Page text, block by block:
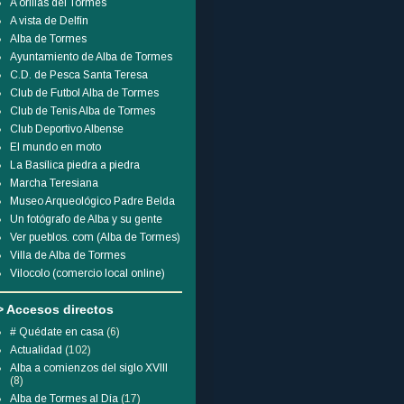
A orillas del Tormes
A vista de Delfín
Alba de Tormes
Ayuntamiento de Alba de Tormes
C.D. de Pesca Santa Teresa
Club de Futbol Alba de Tormes
Club de Tenis Alba de Tormes
Club Deportivo Albense
El mundo en moto
La Basílica piedra a piedra
Marcha Teresiana
Museo Arqueológico Padre Belda
Un fotógrafo de Alba y su gente
Ver pueblos. com (Alba de Tormes)
Villa de Alba de Tormes
Vilocolo (comercio local online)
Accesos directos
# Quédate en casa (6)
Actualidad (102)
Alba a comienzos del siglo XVIII
(8)
Alba de Tormes al Día (17)